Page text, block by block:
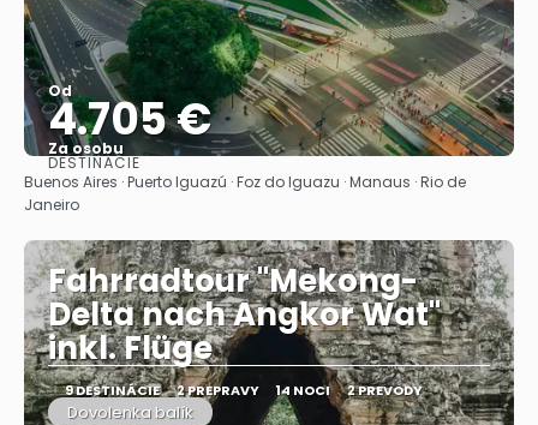
Od
4.705 €
Za osobu
Pozrieť sa
DESTINÁCIE
Buenos Aires · Puerto Iguazú · Foz do Iguazu · Manaus · Rio de
Janeiro
Fahrradtour "Mekong-
Delta nach Angkor Wat"
inkl. Flüge
9 DESTINÁCIE 2 PREPRAVY 14 NOCI 2 PREVODY
Dovolenka balík